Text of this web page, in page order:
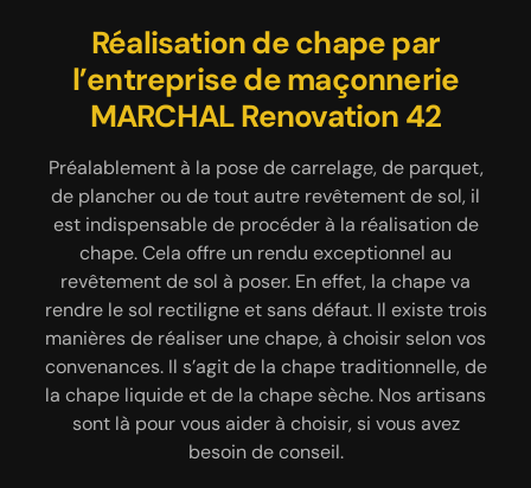
Réalisation de chape par
l’entreprise de maçonnerie
MARCHAL Renovation 42
Préalablement à la pose de carrelage, de parquet,
de plancher ou de tout autre revêtement de sol, il
est indispensable de procéder à la réalisation de
chape. Cela offre un rendu exceptionnel au
revêtement de sol à poser. En effet, la chape va
rendre le sol rectiligne et sans défaut. Il existe trois
manières de réaliser une chape, à choisir selon vos
convenances. Il s’agit de la chape traditionnelle, de
la chape liquide et de la chape sèche. Nos artisans
sont là pour vous aider à choisir, si vous avez
besoin de conseil.
Embellissez votre jardin avec
un beau muret
Un muret pour agrémenter le jardin est
certainement le bienvenu. Pour toute construction
de muret 42130, l’entreprise MARCHAL Renovation
42 procédera étape par étape. Les murets de
jardin, vous pouvez les adopter pour clôturer toute
votre propriété ou pour délimiter une partie de
votre jardin, comme un verger ou un potager par
exemple. Nous allons nous mettre à votre écoute
pour savoir quel type de muret vous souhaitez
adopter pour votre espace extérieur. En ce qui
concerne le tarif maçonnerie à Debats Riviere D
Orpra de notre intervention, il dépendra du
Ayez une terrasse
exceptionnelle grâce à notre
équipe
La terrasse est une partie du jardin qui lui offre une
valeur ajoutée. Alors, pourquoi ne pas réaliser une
terrasse qui correspond à vos réelles envies ? En
plus de pouvoir créer une terrasse en béton, notre
établissement est également apte à concevoir une
terrasse en carrelage, en bois massif ou en
composite. Pour que le résultat soit à la hauteur de
vos attentes et vos besoins, et surtout pour que
l’ouvrage soit conforme aux normes, des étapes
sont à suivre à la lettre. Comptez sur MARCHAL
Renovation 42 pour faire un travail de qualité.